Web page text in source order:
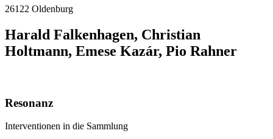
26122 Oldenburg
Harald Falkenhagen, Christian
Holtmann, Emese Kazár, Pio Rahner
Resonanz
Interventionen in die Sammlung